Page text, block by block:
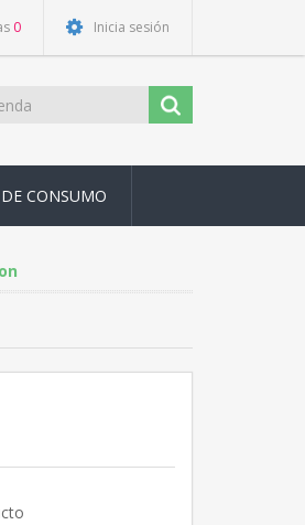
0 Inicia sesión
CONSUMO